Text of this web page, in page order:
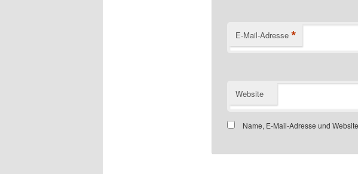
E-Mail-Adresse *
Website
Name, E-Mail-Adresse und